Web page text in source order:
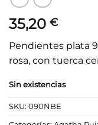
35,20 €
Pendientes plata
rosa, con tuerca
Sin existencias
SKU: 090NBE